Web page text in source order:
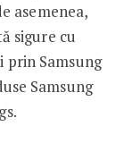
asemenea,
sigure cu
Samsung
Samsung